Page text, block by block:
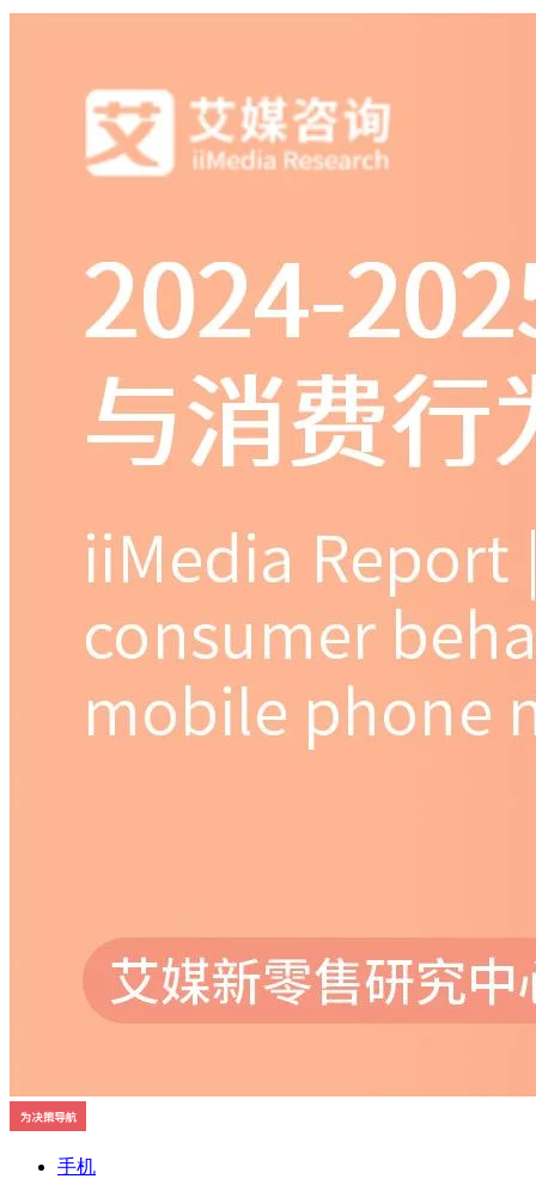
手机